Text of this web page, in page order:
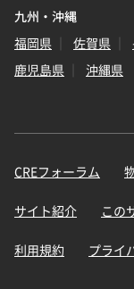
九州・沖縄
福岡県
佐賀県
鹿児島県
沖縄県
CREフォーラム
サイト紹介 この
利用規約 プライ